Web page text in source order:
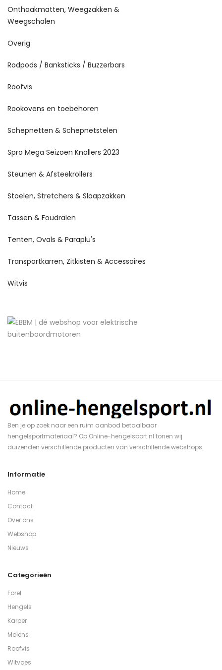
Onthaakmatten, Weegzakken &
Weegschalen
Overig
Rodpods / Banksticks / Buzzerbars
Roofvis
Rookovens en toebehoren
Schepnetten & Schepnetstelen
Spro Mega Seizoen Knallers 2023
Steunen & Afsteekrollers
Stoelen, Stretchers & Slaapzakken
Tassen & Foudralen
Tenten, Ovals & Paraplu's
Transportkarren, Zitkisten & Accessoires
Witvis
Ben je op zoek naar een ruim aanbod betaalbaar
hengelsportmateriaal? Op Online-hengelsport.nl tonen wij
duizenden verschillende producten van verschillende webshops.
Informatie
Home
Contact
Over ons
Webshop
Nieuws
Categorieën
Forel
Hengels
Karper
Molens
Roofvis
Witvoes